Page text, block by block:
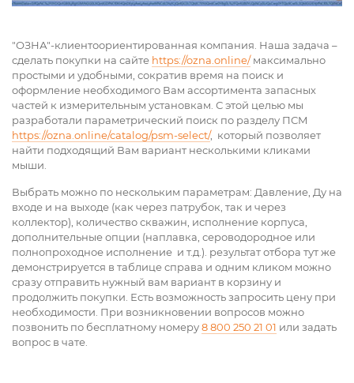
"ОЗНА"-клиентоориентированная компания. Наша задача –
сделать покупки на сайте https://ozna.online/максимально
простыми и удобными, сократив время на поиск и
оформление необходимого Вам ассортимента запасных
частей к измерительным установкам. С этой целью мы
разработали параметрический поиск по разделу ПСМ
https://ozna.online/catalog/psm-select/, который позволяет
найти подходящий Вам вариант несколькими кликами
мыши.
Выбрать можно по нескольким параметрам: Давление, Ду на
входе и на выходе (как через патрубок, так и через
коллектор), количество скважин, исполнение корпуса,
дополнительные опции (наплавка, сероводородное или
полнопроходное исполнение и т.д.). результат отбора тут же
демонстрируется в таблице справа и одним кликом можно
сразу отправить нужный вам вариант в корзину и
продолжить покупки. Есть возможность запросить цену при
необходимости. При возникновении вопросов можно
позвонить по бесплатному номеру8 800 250 21 01 или задать
вопрос в чате.